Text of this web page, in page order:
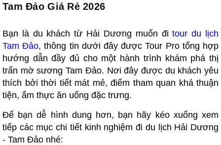
Tam Đảo Giá Rẻ 2026
Bạn là du khách từ Hải Dương muốn đitour du lịch
Tam Đảo, thông tin dưới đây được Tour Pro tổng hợp
hướng dẫn đầy đủ cho một hành trình khám phá thị
trấn mờ sương Tam Đảo. Nơi đây được du khách yêu
thích bởi thời tiết mát mẻ, điểm tham quan khá thuận
tiện, ẩm thực ăn uống đặc trưng.
Để bạn dễ hình dung hơn, bạn hãy kéo xuống xem
tiếp các mục chi tiết kinh nghiệm đi du lịch Hải Dương
- Tam Đảo nhé: